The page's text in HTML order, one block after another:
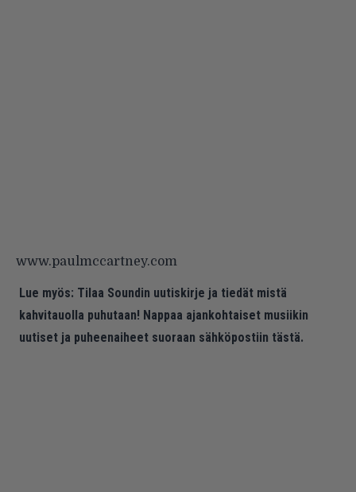
www.paulmccartney.com
Lue myös: Tilaa Soundin uutiskirje ja tiedät mistä
kahvitauolla puhutaan! Nappaa ajankohtaiset musiikin
uutiset ja puheenaiheet suoraan sähköpostiin tästä.